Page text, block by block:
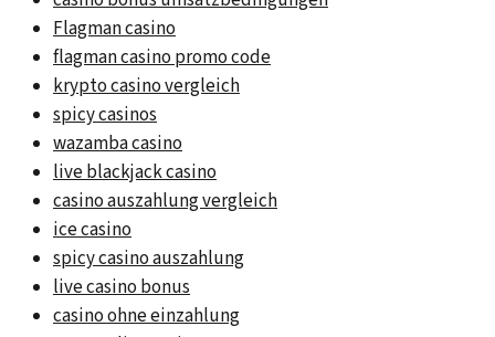
Flagman casino
flagman casino promo code
krypto casino vergleich
spicy casinos
wazamba casino
live blackjack casino
casino auszahlung vergleich
ice casino
spicy casino auszahlung
live casino bonus
casino ohne einzahlung